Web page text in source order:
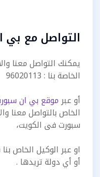
التواصل مع
يمكنك التواصل معنا
الخاصة بنا : 96020113
أو عبرموقع بي ان
الخاص بالتواصل معنا
سبورت فى الكويت،
او عبر الوكيل الخاص
أو أي دولة تريدها .